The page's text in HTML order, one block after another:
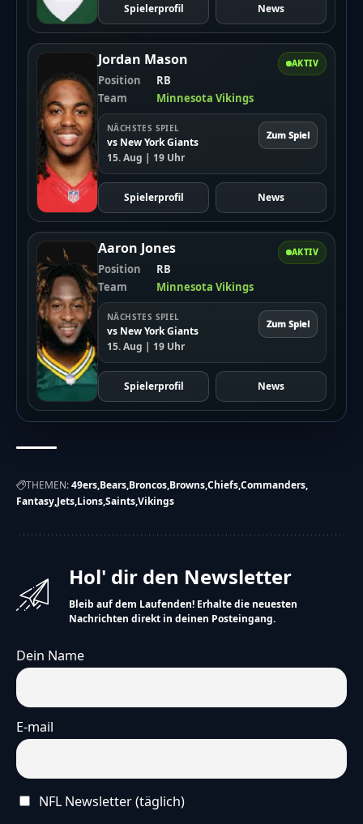
Spielerprofil News
AKTIV
Jordan Mason
Position
RB
Team
Minnesota Vikings
NÄCHSTES SPIEL
vs New York Giants
15. Aug | 19 Uhr
Zum Spiel
Spielerprofil News
AKTIV
Aaron Jones
Position
RB
Team
Minnesota Vikings
NÄCHSTES SPIEL
vs New York Giants
15. Aug | 19 Uhr
Zum Spiel
Spielerprofil News
THEMEN:49ers Bears Broncos BrownsChiefsCommanders
Fantasy Jets LionsSaintsVikings
Hol' dir den Newsletter
Bleib auf dem Laufenden! Erhalte die neuesten
Nachrichten direkt in deinen Posteingang.
Dein Name
E-mail
NFL Newsletter (täglich)